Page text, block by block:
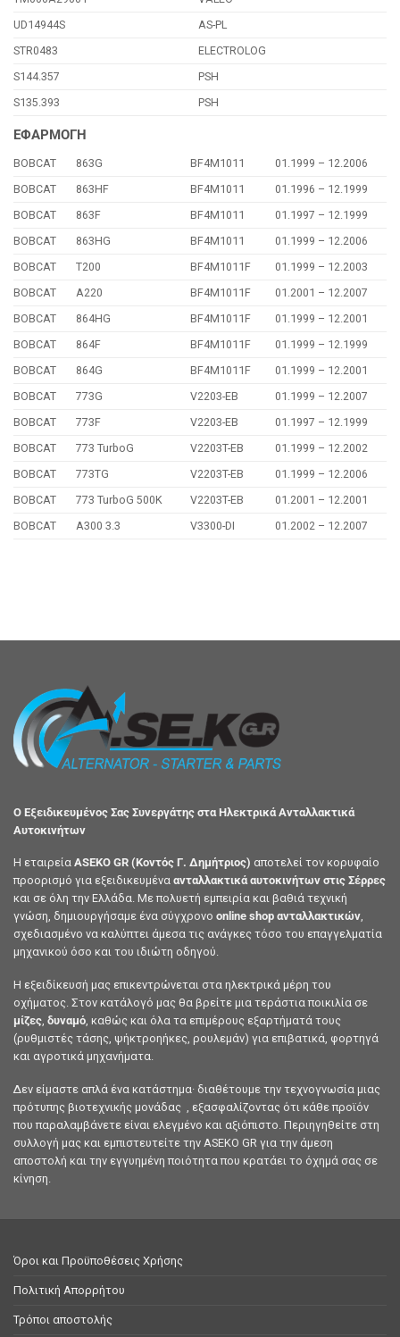
UD14944S
AS-PL
STR0483
ELECTROLOG
S144.357
PSH
S135.393
PSH
ΕΦΑΡΜΟΓΗ
BOBCAT 863G BF4M1011
01.1999 – 12.2006
BOBCAT
863HF BF4M1011
01.1996 – 12.1999
BOBCAT
863F BF4M1011
01.1997 – 12.1999
BOBCAT
863HG BF4M1011
01.1999 – 12.2006
BOBCAT
T200 BF4M1011F
01.1999 – 12.2003
BOBCAT
A220 BF4M1011F
01.2001 – 12.2007
BOBCAT
864HG BF4M1011F
01.1999 – 12.2001
BOBCAT
864F BF4M1011F
01.1999 – 12.1999
BOBCAT
864G BF4M1011F
01.1999 – 12.2001
BOBCAT
773G V2203-EB
01.1999 – 12.2007
BOBCAT
773F V2203-EB
01.1997 – 12.1999
BOBCAT
773 TurboG V2203T-EB
01.1999 – 12.2002
BOBCAT
773TG V2203T-EB
01.1999 – 12.2006
BOBCAT
773 TurboG 500K V2203T-EB
01.2001 – 12.2001
BOBCAT
A300 3.3 V3300-DI 01.2002 – 12.2007
Ο Εξειδικευμένος Σας Συνεργάτης στα Ηλεκτρικά Ανταλλακτικά
Αυτοκινήτων
Η εταιρεία ASEKO GR (Κοντός Γ. Δημήτριος) αποτελεί τον κορυφαίο
προορισμό για εξειδικευμένα ανταλλακτικά αυτοκινήτων στις Σέρρες
και σε όλη την Ελλάδα. Με πολυετή εμπειρία και βαθιά τεχνική
γνώση, δημιουργήσαμε ένα σύγχρονο online shop ανταλλακτικών,
σχεδιασμένο να καλύπτει άμεσα τις ανάγκες τόσο του επαγγελματία
μηχανικού όσο και του ιδιώτη οδηγού.
Η εξειδίκευσή μας επικεντρώνεται στα ηλεκτρικά μέρη του
οχήματος. Στον κατάλογό μας θα βρείτε μια τεράστια ποικιλία σε
μίζες δυναμό , καθώς και όλα τα επιμέρους εξαρτήματά τους
(ρυθμιστές τάσης, ψήκτροηήκες, ρουλεμάν) για επιβατικά, φορτηγά
και αγροτικά μηχανήματα.
Δεν είμαστε απλά ένα κατάστημα· διαθέτουμε την τεχνογνωσία μιας
πρότυπης βιοτεχνικής μονάδας , εξασφαλίζοντας ότι κάθε προϊόν
που παραλαμβάνετε είναι ελεγμένο και αξιόπιστο. Περιηγηθείτε στη
συλλογή μας και εμπιστευτείτε την ASEKO GR για την άμεση
αποστολή και την εγγυημένη ποιότητα που κρατάει το όχημά σας σε
κίνηση.
Όροι και Προϋποθέσεις Χρήσης
Πολιτική Απορρήτου
Τρόποι αποστολής